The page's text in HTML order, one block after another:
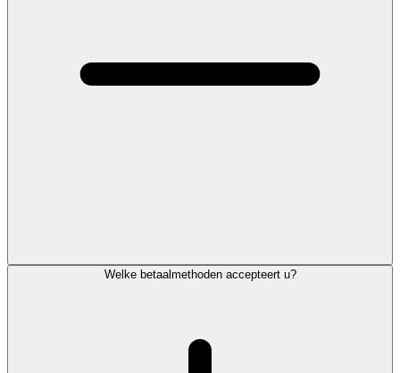
Welke betaalmethoden accepteert u?